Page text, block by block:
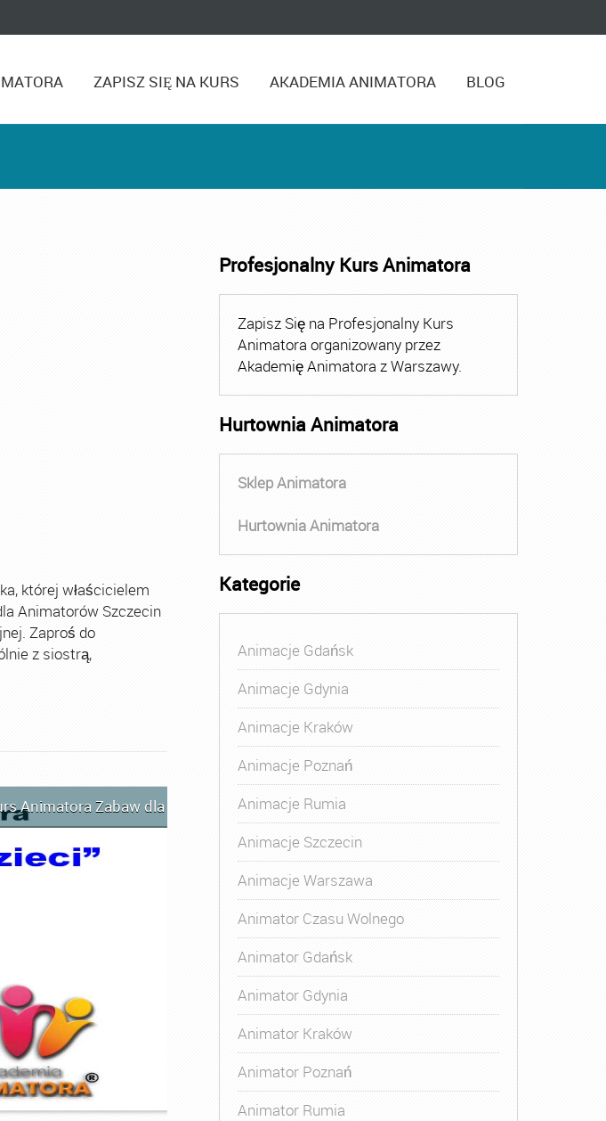
ZAPISZ SIĘ NA KURS AKADEMIA ANIMATORA BLOG
Szkolenie Animatora
której właścicielem
Animatorów Szczecin
Zaproś do
z siostrą,
Animatora Zabaw dla Dzieci Szkolenie Animatora
Profesjonalny Kurs Animatora
Zapisz Się na Profesjonalny Kurs
Animatora organizowany przez
Akademię Animatora z Warszawy.
Hurtownia Animatora
Sklep Animatora
Hurtownia Animatora
Kategorie
Animacje Gdańsk
Animacje Gdynia
Animacje Kraków
Animacje Poznań
Animacje Rumia
Animacje Szczecin
Animacje Warszawa
Animator Czasu Wolnego
Animator Gdańsk
Animator Gdynia
Animator Kraków
Animator Poznań
Animator Rumia